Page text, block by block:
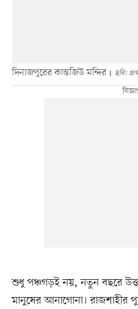
দিনাজপুরের কান্তজিউ মন্দির ছবি:
শুধু পঞ্চগড়ই নয়, নতুন বছরে
মানুষের আনাগোনা। রাজশাহীর